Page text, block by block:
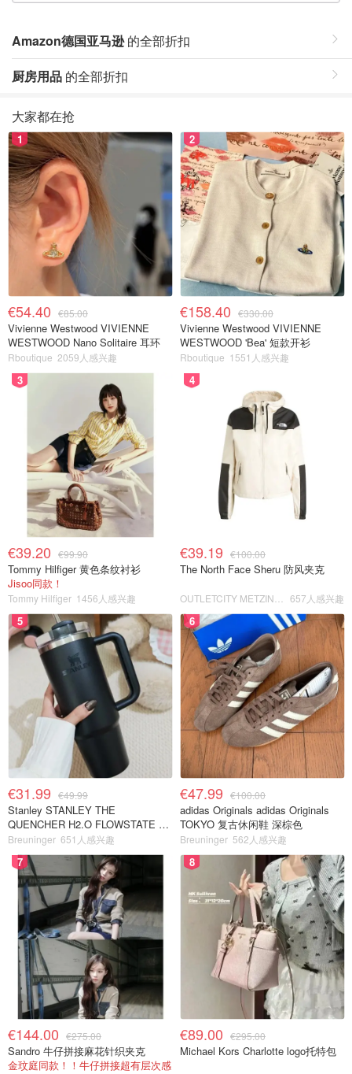
Amazon德国亚马逊的全部折扣
厨房用品 的全部折扣
大家都在抢
1
€54.40 €85.00
Vivienne Westwood VIVIENNE
WESTWOOD Nano Solitaire 耳环
Rboutique 2059人感兴趣
2
€158.40 €330.00
Vivienne Westwood VIVIENNE
WESTWOOD 'Bea' 短款开衫
Rboutique 1551人感兴趣
3
€39.20 €99.90
Tommy Hilfiger 黄色条纹衬衫
Jisoo同款！
Tommy Hilfiger 1456人感兴趣
4
€39.19 €100.00
The North Face Sheru 防风夹克
657人感兴趣
5
€31.99 €49.99
Stanley STANLEY THE
QUENCHER H2.O FLOWSTATE 保
温杯 1.18L 黑色
Breuninger 651人感兴趣
6
€47.99 €100.00
adidas Originals adidas Originals
TOKYO 复古休闲鞋 深棕色
Breuninger 562人感兴趣
7
€144.00 €275.00
Sandro 牛仔拼接麻花针织夹克
金玟庭同款！！牛仔拼接超有层次感
8
€89.00 €295.00
Michael Kors Charlotte logo托特包